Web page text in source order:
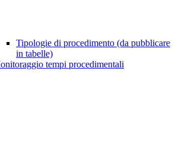
Tipologie di procedimento (da pubblicare
in tabelle)
tempi procedimentali